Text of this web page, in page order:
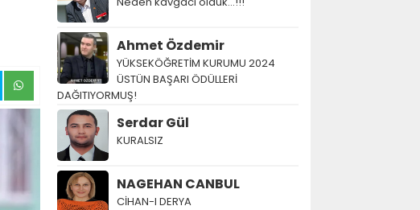
Ahmet Özdemir
YÜKSEKÖĞRETİM KURUMU 2024
ÜSTÜN BAŞARI ÖDÜLLERİ
DAĞITIYORMUŞ!
Serdar Gül
KURALSIZ
NAGEHAN CANBUL
CİHAN-I DERYA